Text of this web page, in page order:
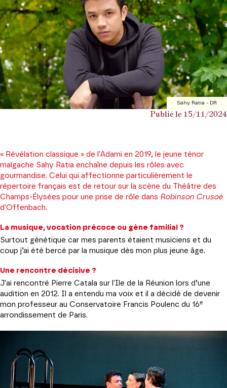
Sahy Ratia - DR
Publié le 15/11/2024
« Révélation classique » de l'Adami en 2019, le jeune ténor
malgache Sahy Ratia enchaîne depuis les rôles avec
gourmandise. Celui qui affectionne particulièrement le
répertoire français est de retour sur la scène du Théâtre des
Champs-Élysées pour une prise de rôle dans Robinson Crusoé
d'Offenbach.
La musique, vocation précoce ou gène familial ?
Surtout génétique car mes parents étaient musiciens et du
coup j’ai été bercé par la musique dès mon plus jeune âge.
Une rencontre décisive ?
J'ai rencontré Pierre Catala sur l'Ile de la Réunion lors d’une
audition en 2012. Il a entendu ma voix et il a décidé de devenir
mon professeur au Conservatoire Francis Poulenc du 16e
arrondissement de Paris.